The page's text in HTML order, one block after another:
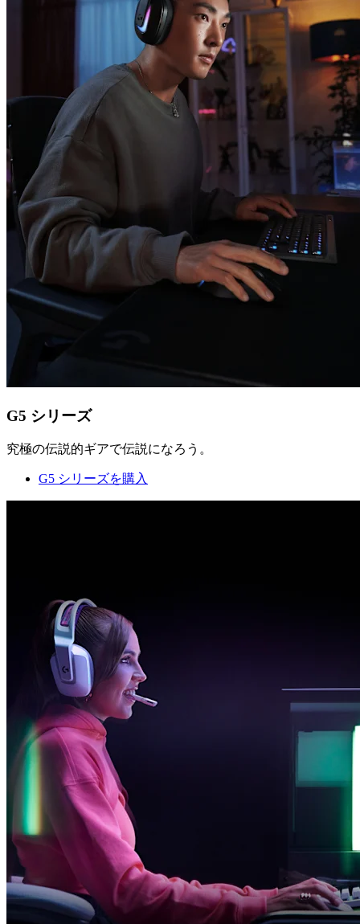
G5 シリーズ
究極の伝説的ギアで伝説になろう。
G5 シリーズを購入